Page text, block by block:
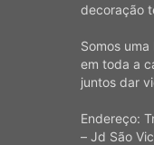
decoração
Somos
em toda a
juntos dar
Endereço:
– Jd São